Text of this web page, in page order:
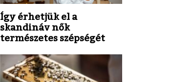
Így érhetjük el a
skandináv nők
természetes szépségét